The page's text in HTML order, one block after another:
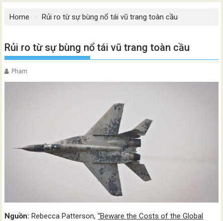
Home Rủi ro từ sự bùng nổ tái vũ trang toàn cầu
Rủi ro từ sự bùng nổ tái vũ trang toàn cầu
Pham
Nguồn:Rebecca Patterson,“Beware the Costs of the Global